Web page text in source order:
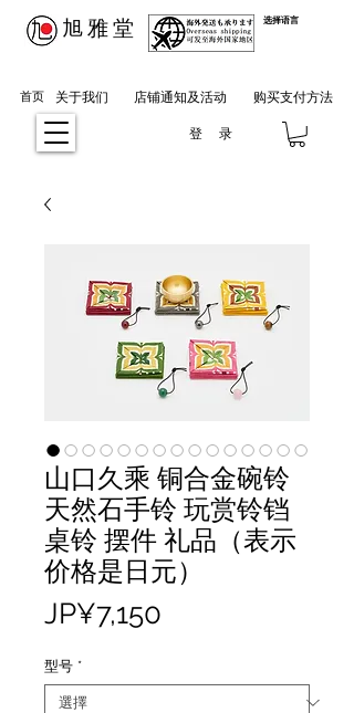
登 录
​旭雅堂 选择语言
首页 关于我们 店铺通知及活动 购买支付方法
山口久乘 铜合金碗铃
天然石手铃 玩赏铃铛
桌铃 摆件 礼品（表示
价格是日元）
JP¥7,150
型号 *